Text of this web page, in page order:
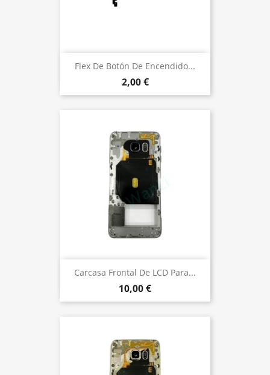
Flex De Botón De Encendido...
2,00 €
Carcasa Frontal De LCD Para...
10,00 €